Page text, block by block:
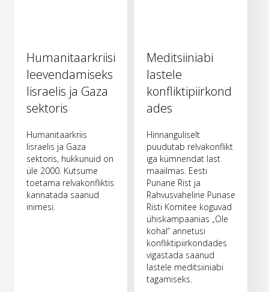
Humanitaarkriisi
leevendamiseks
Iisraelis ja Gaza
sektoris
Humanitaarkriis
Iisraelis ja Gaza
sektoris, hukkunuid on
üle 2000. Kutsume
toetama relvakonfliktis
kannatada saanud
inimesi.
Meditsiiniabi
lastele
konfliktipiirkond
ades
Hinnanguliselt
puudutab relvakonflikt
iga kümnendat last
maailmas. Eesti
Punane Rist ja
Rahvusvaheline Punase
Risti Komitee koguvad
ühiskampaanias „Ole
kohal“ annetusi
konfliktipiirkondades
vigastada saanud
lastele meditsiiniabi
tagamiseks.